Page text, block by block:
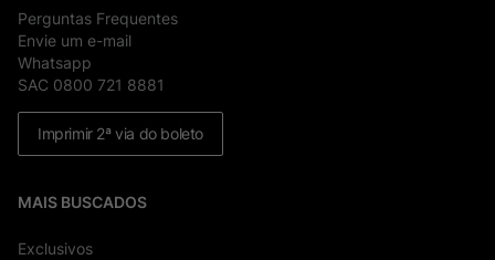
Perguntas Frequentes
Envie um e-mail
Whatsapp
SAC 0800 721 8881
Imprimir 2ª via do boleto
MAIS BUSCADOS
Exclusivos